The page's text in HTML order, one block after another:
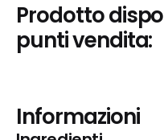
Prodotto
punti vendita:
Informazioni